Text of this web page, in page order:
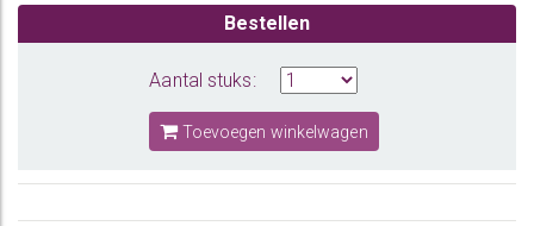
Bestellen
Aantal stuks:
Toevoegen winkelwagen